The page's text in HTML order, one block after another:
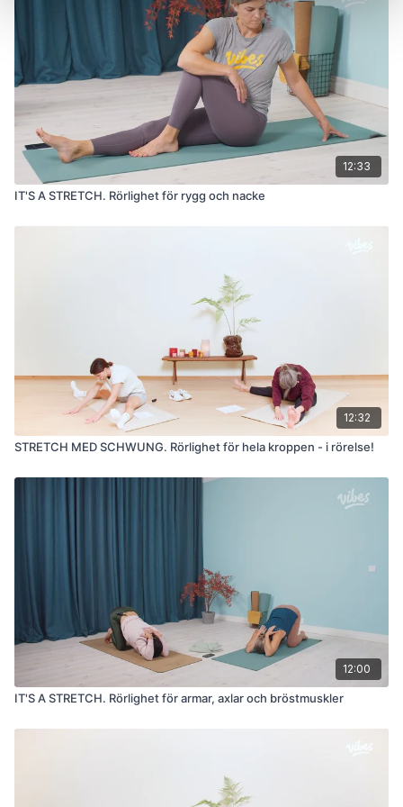
12:33
IT'S A STRETCH. Rörlighet för rygg och nacke
12:32
STRETCH MED SCHWUNG. Rörlighet för hela kroppen - i rörelse!
12:00
IT'S A STRETCH. Rörlighet för armar, axlar och bröstmuskler